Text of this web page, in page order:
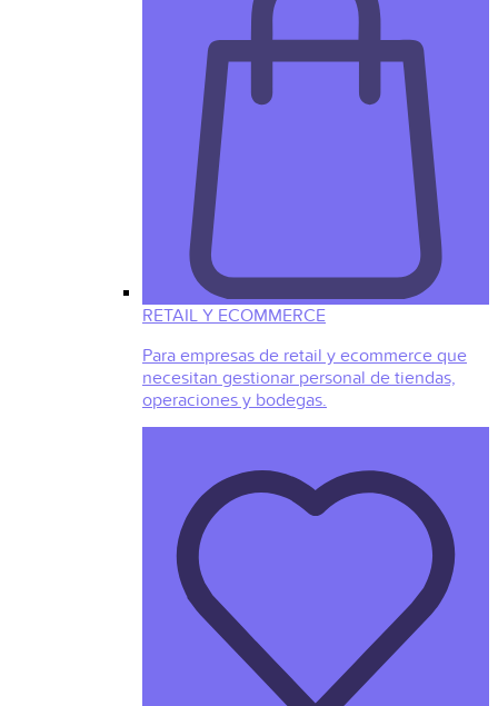
RETAIL Y ECOMMERCE
Para empresas de retail y ecommerce que
necesitan gestionar personal de tiendas,
operaciones y bodegas.